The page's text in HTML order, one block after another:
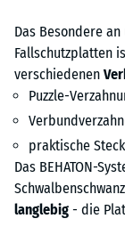
Das Besondere
Fallschutzplatten
verschiedenen
Puzzle-
praktische
Das BEHATON-
langlebig - die